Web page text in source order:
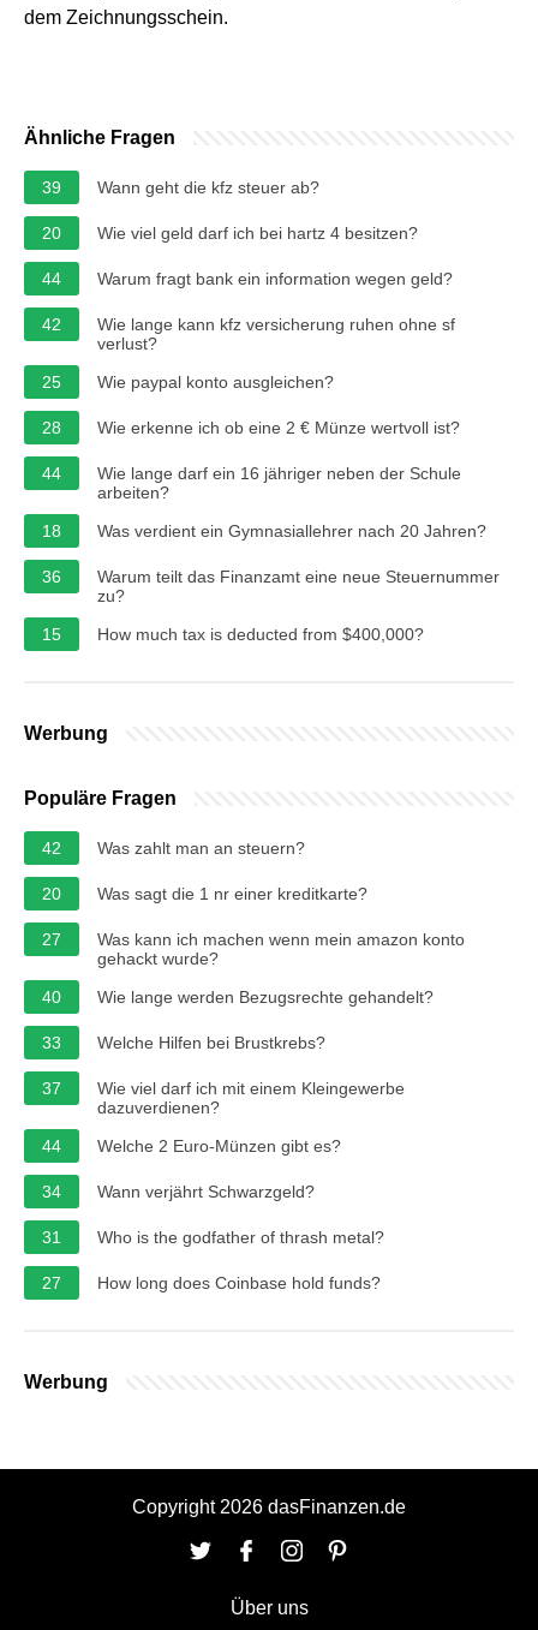
dem Zeichnungsschein.
Ähnliche Fragen
39 Wann geht die kfz steuer ab?
20 Wie viel geld darf ich bei hartz 4 besitzen?
44 Warum fragt bank ein information wegen geld?
42
Wie lange kann kfz versicherung ruhen ohne sf
verlust?
25
Wie paypal konto ausgleichen?
28 Wie erkenne ich ob eine 2 € Münze wertvoll ist?
44
Wie lange darf ein 16 jähriger neben der Schule
arbeiten?
18
Was verdient ein Gymnasiallehrer nach 20 Jahren?
36
Warum teilt das Finanzamt eine neue Steuernummer
zu?
15
How much tax is deducted from $400,000?
Werbung
Populäre Fragen
42 Was zahlt man an steuern?
20 Was sagt die 1 nr einer kreditkarte?
27
Was kann ich machen wenn mein amazon konto
gehackt wurde?
40
Wie lange werden Bezugsrechte gehandelt?
33 Welche Hilfen bei Brustkrebs?
37
Wie viel darf ich mit einem Kleingewerbe
dazuverdienen?
44
Welche 2 Euro-Münzen gibt es?
34 Wann verjährt Schwarzgeld?
31 Who is the godfather of thrash metal?
27 How long does Coinbase hold funds?
Werbung
Copyright 2026 dasFinanzen.de
Über uns